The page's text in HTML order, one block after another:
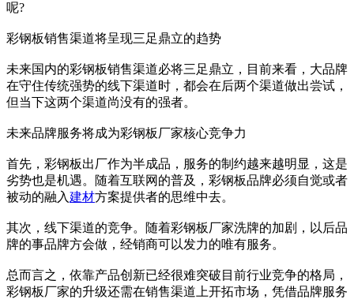
呢?
彩钢板销售渠道将呈现三足鼎立的趋势
未来国内的彩钢板销售渠道必将三足鼎立，目前来看，大品牌
在守住传统强势的线下渠道时，都会在后两个渠道做出尝试，
但当下这两个渠道尚没有的强者。
未来品牌服务将成为彩钢板厂家核心竞争力
首先，彩钢板出厂作为半成品，服务的制约越来越明显，这是
劣势也是机遇。随着互联网的普及，彩钢板品牌必须自觉或者
被动的融入建材方案提供者的思维中去。
其次，线下渠道的竞争。随着彩钢板厂家洗牌的加剧，以后品
牌的事品牌方会做，经销商可以发力的唯有服务。
总而言之，依靠产品创新已经很难突破目前行业竞争的格局，
彩钢板厂家的升级还需在销售渠道上开拓市场，凭借品牌服务